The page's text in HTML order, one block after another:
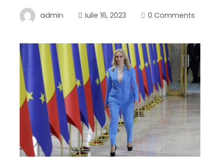
admin iulie 16, 2023 0 Comments